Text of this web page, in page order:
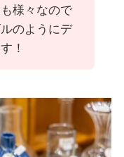
様々なので
のようにデ
！